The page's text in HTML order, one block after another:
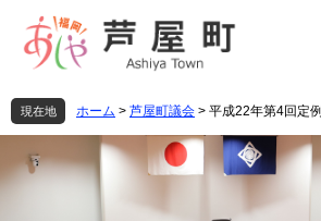
先
頭
す
を
飛
し
現在地 ホーム > 芦屋町議会 > 平成22年第4回定